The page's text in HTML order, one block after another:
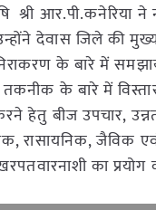
आर.पी.कनेरिया ने
देवास जिले की
के बारे में
तकनीक के बारे में
हेतु बीज उपचार,
रासायनिक, जैविक
का प्रयोग